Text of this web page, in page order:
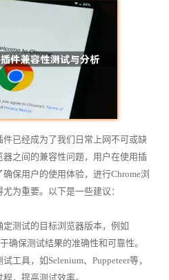
已经成为了我们日常上网不可或缺
之间的兼容性问题，用户在使用插
保用户的使用体验，进行Chrome浏
为重要。以下是一些建议：
测试的目标浏览器版本，例如
确保测试结果的准确性和可靠性。
工具，如Selenium、Puppeteer等，
，提高测试效率。